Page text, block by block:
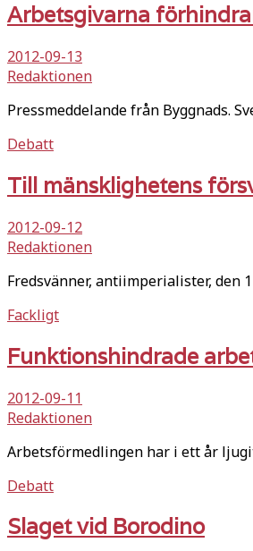
Arbetsgivarna
2012-09-13
Redaktionen
Pressmeddelande från Byggnads.
Debatt
Till mänsklighetens
2012-09-12
Redaktionen
Fredsvänner, antiimperialister, den
Fackligt
Funktionshindrade
2012-09-11
Redaktionen
Arbetsförmedlingen har i ett år
Debatt
Slaget vid Borodino